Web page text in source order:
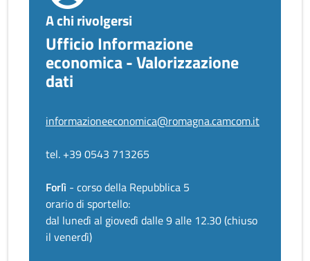
A chi rivolgersi
Ufficio Informazione
economica - Valorizzazione
dati
informazioneeconomica@romagna.camcom.it
tel. +39 0543 713265
Forlì - corso della Repubblica 5
orario di sportello:
dal lunedì al giovedì dalle 9 alle 12.30 (chiuso
il venerdì)